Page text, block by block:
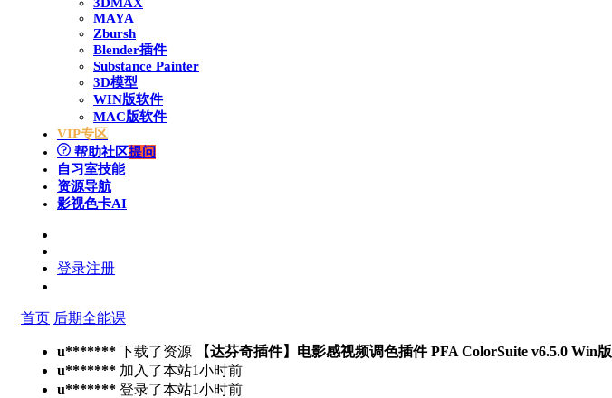
MAYA
Zbursh
Blender插件
Substance Painter
3D模型
WIN版软件
MAC版软件
VIP专区
帮助社区提问
自习室技能
资源导航
影视色卡AI
登录注册
首页 后期全能课
u******* 下载了资源 【达芬奇插件】电影感视频调色插件 PFA ColorSuite v6.5.0 Win版
u******* 加入了本站1小时前
u******* 登录了本站1小时前